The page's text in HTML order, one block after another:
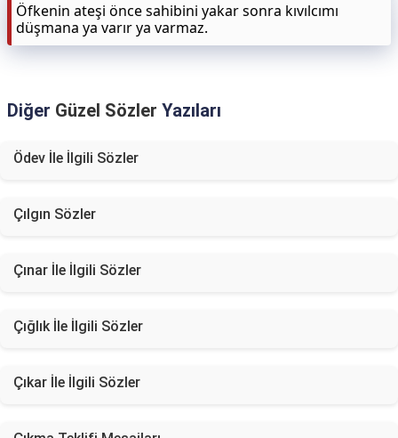
Öfkenin ateşi önce sahibini yakar sonra kıvılcımı
düşmana ya varır ya varmaz.
Diğer Güzel Sözler Yazıları
Ödev İle İlgili Sözler
Çılgın Sözler
Çınar İle İlgili Sözler
Çığlık İle İlgili Sözler
Çıkar İle İlgili Sözler